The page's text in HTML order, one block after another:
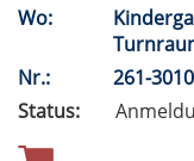
Wo:
Nr.:
261-
Status: